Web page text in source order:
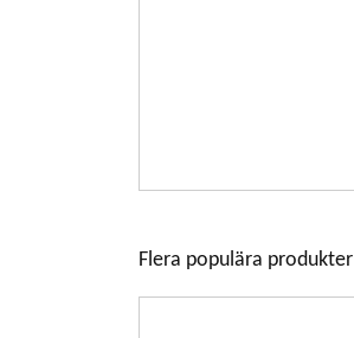
Flera populära produkter